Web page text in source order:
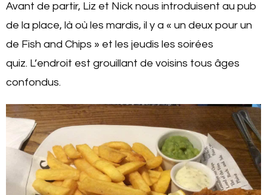
Avant de partir, Liz et Nick nous introduisent au pub
de la place, là où les mardis, il y a « un deux pour un
de Fish and Chips » et les jeudis les soirées
quiz. L’endroit est grouillant de voisins tous âges
confondus.